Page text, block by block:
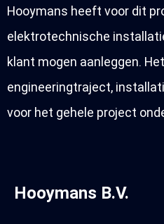
Hooymans heeft voor dit
elektrotechnische
klant mogen aanleggen.
engineeringtraject,
voor het gehele project
Hooymans B.V.